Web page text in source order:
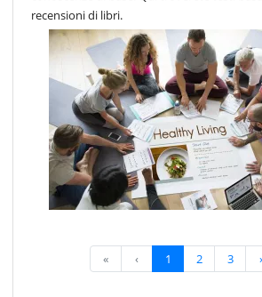
recensioni di libri.
« ‹ 1 2 3 ›